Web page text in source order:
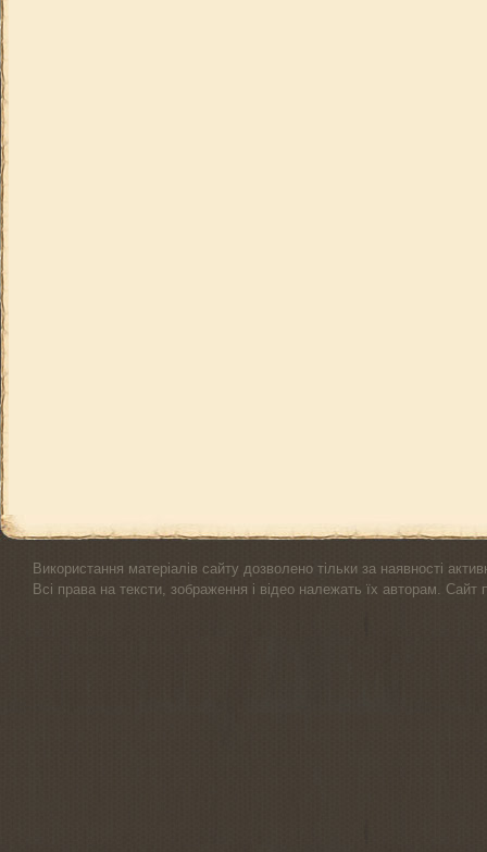
Використання матеріалів сайту дозволено тільки за наявності
Всі права на тексти, зображення і відео належать їх авторам.